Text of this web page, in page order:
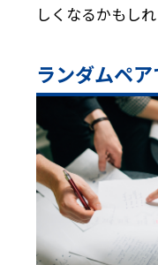
しくなるかもしれ
ランダムペ